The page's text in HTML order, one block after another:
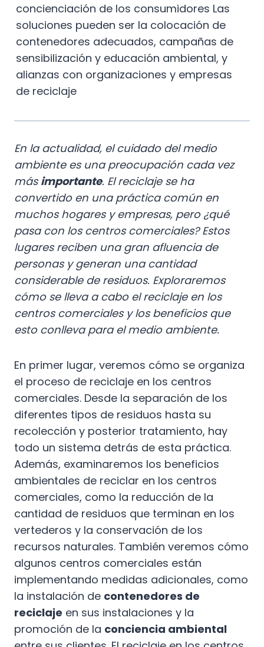
concienciación de los consumidores Las
soluciones pueden ser la colocación de
contenedores adecuados, campañas de
sensibilización y educación ambiental, y
alianzas con organizaciones y empresas
de reciclaje
En la actualidad, el cuidado del medio
ambiente es una preocupación cada vez
másimportante. El reciclaje se ha
convertido en una práctica común en
muchos hogares y empresas, pero ¿qué
pasa con los centros comerciales? Estos
lugares reciben una gran afluencia de
personas y generan una cantidad
considerable de residuos. Exploraremos
cómo se lleva a cabo el reciclaje en los
centros comerciales y los beneficios que
esto conlleva para el medio ambiente.
En primer lugar, veremos cómo se organiza
el proceso de reciclaje en los centros
comerciales. Desde la separación de los
diferentes tipos de residuos hasta su
recolección y posterior tratamiento, hay
todo un sistema detrás de esta práctica.
Además, examinaremos los beneficios
ambientales de reciclar en los centros
comerciales, como la reducción de la
cantidad de residuos que terminan en los
vertederos y la conservación de los
recursos naturales. También veremos cómo
algunos centros comerciales están
implementando medidas adicionales, como
la instalación de contenedores de
reciclaje en sus instalaciones y la
promoción de la conciencia ambiental